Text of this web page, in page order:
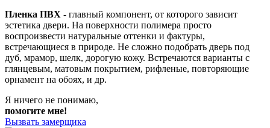
Пленка ПВХ - главный компонент, от которого зависит
эстетика двери. На поверхности полимера просто
воспроизвести натуральные оттенки и фактуры,
встречающиеся в природе. Не сложно подобрать дверь под
дуб, мрамор, шелк, дорогую кожу. Встречаются варианты с
глянцевым, матовым покрытием, рифленые, повторяющие
орнамент на обоях, и др.
Я ничего не понимаю,
помогите мне!
Вызвать замерщика